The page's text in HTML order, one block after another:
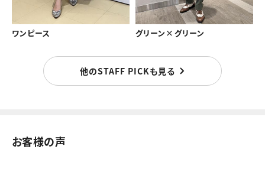
ワンピース グリーン×グリーン
他のSTAFF PICKも見る
お客様の声